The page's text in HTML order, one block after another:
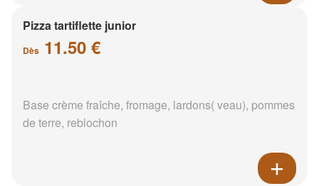
Pizza tartiflette junior
Dès 11.50 €
Base crème fraîche, fromage, lardons( veau), pommes
de terre, reblochon